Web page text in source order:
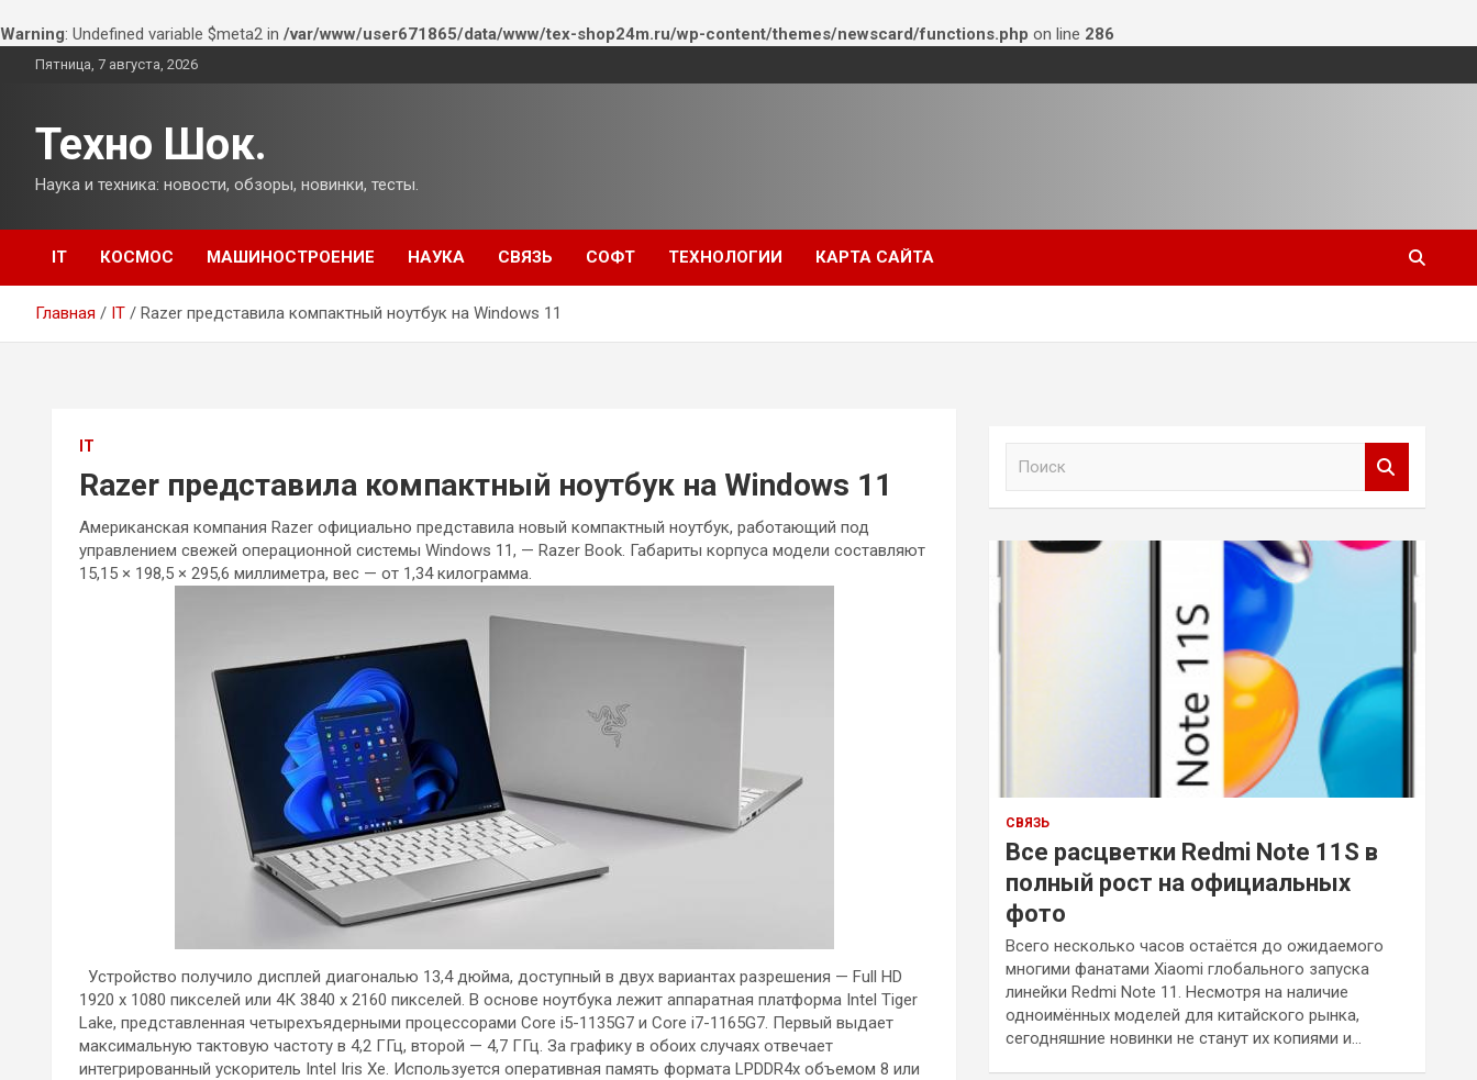
Warning: Undefined variable $meta2 in /var/www/user671865/data/www/tex-shop24m.ru/wp-content/themes/newscard/functions.php on line 286
ПерейтиПятница, 7 августа, 2026
Техно Шок.
Наука и техника: новости, обзоры, новинки, тесты.
IT КОСМОС МАШИНОСТРОЕНИЕ НАУКА СВЯЗЬ СОФТ ТЕХНОЛОГИИ КАРТА САЙТА
Главная IT Razer представила компактный ноутбук на Windows 11
IT
Razer представила компактный ноутбук на Windows 11
Американская компания Razer официально представила новый компактный ноутбук, работающий под
управлением свежей операционной системы Windows 11, — Razer Book. Габариты корпуса модели составляют
15,15 × 198,5 × 295,6 миллиметра, вес — от 1,34 килограмма.
Устройство получило дисплей диагональю 13,4 дюйма, доступный в двух вариантах разрешения — Full HD
1920 х 1080 пикселей или 4К 3840 х 2160 пикселей. В основе ноутбука лежит аппаратная платформа Intel Tiger
Lake, представленная четырехъядерными процессорами Core i5-1135G7 и Core i7-1165G7. Первый выдает
максимальную тактовую частоту в 4,2 ГГц, второй — 4,7 ГГц. За графику в обоих случаях отвечает
интегрированный ускоритель Intel Iris Xe. Используется оперативная память формата LPDDR4x объемом 8 или
к
СВЯЗЬ
Все расцветки Redmi Note 11S в
полный рост на официальных
фото
Всего несколько часов остаётся до ожидаемого
многими фанатами Xiaomi глобального запуска
линейки Redmi Note 11. Несмотря на наличие
одноимённых моделей для китайского рынка,
сегодняшние новинки не станут их копиями и…